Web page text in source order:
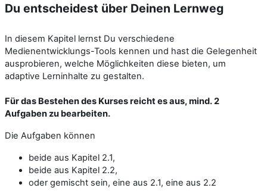
Du entscheidest über Deinen Lernweg
In diesem Kapitel lernst Du verschiedene
Medienentwicklungs-Tools kennen und hast die Gelegenheit
ausprobieren, welche Möglichkeiten diese bieten, um
adaptive Lerninhalte zu gestalten.
Für das Bestehen des Kurses reicht es aus, mind. 2
Aufgaben zu bearbeiten.
Die Aufgaben können
beide aus Kapitel 2.1,
beide aus Kapitel 2.2,
oder gemischt sein, eine aus 2.1, eine aus 2.2